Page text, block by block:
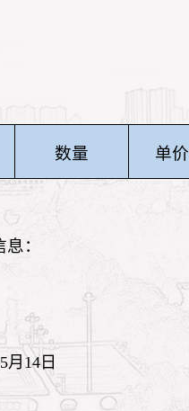
数量 单
点等简要信
月14日